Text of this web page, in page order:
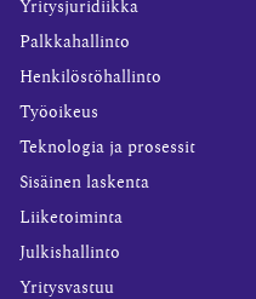
Yritysjuridiikka
Palkkahallinto
Henkilöstöhallinto
Työoikeus
Teknologia ja prosessit
Sisäinen laskenta
Liiketoiminta
Julkishallinto
Yritysvastuu